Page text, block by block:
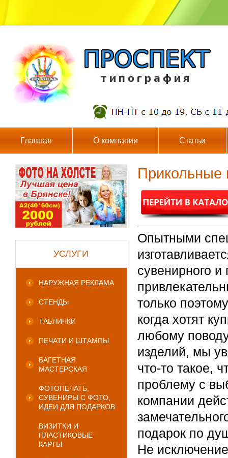
т и п о г р а ф и я
Главная О компании Статьи
УСЛУГИ
НАРУЖНАЯ РЕКЛАМА
СТЕНДЫ
ТАБЛИЧКИ
ПЕЧАТИ И ШТАМПЫ
БАГЕТНАЯ
МАСТЕРСКАЯ
ФОТОПЕЧАТЬ,
СУВЕНИРЫ С ФОТО,
ИДЕИ ДЛЯ ПОДАРКОВ
ВИЗИТКИ И
ПЛАСТИКОВЫЕ
КАРТЫ
Прикольные
Опытными
сувенирного
только
когда хотят
любому
изделий, мы
что-то такое,
проблему с
компании
подарок по
Не